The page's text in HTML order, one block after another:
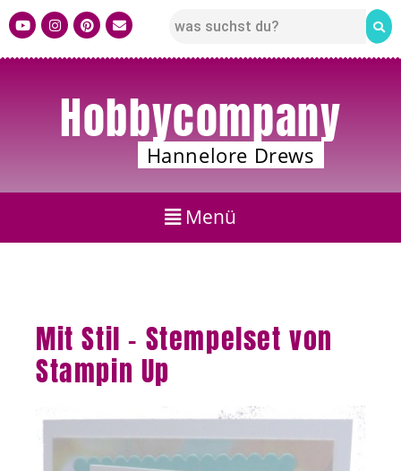
Hobbycompany
Hannelore Drews
Mit Stil – Stempelset von
Stampin Up